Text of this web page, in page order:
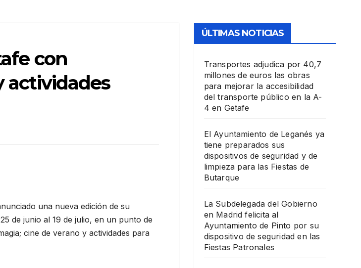
con
actividades
una nueva edición de su
de junio al 19 de julio, en un punto de
cine de verano y actividades para
ÚLTIMAS NOTICIAS
Transportes adjudica por 40,7
millones de euros las obras
para mejorar la accesibilidad
del transporte público en la A-
4 en Getafe
El Ayuntamiento de Leganés ya
tiene preparados sus
dispositivos de seguridad y de
limpieza para las Fiestas de
Butarque
La Subdelegada del Gobierno
en Madrid felicita al
Ayuntamiento de Pinto por su
dispositivo de seguridad en las
Fiestas Patronales